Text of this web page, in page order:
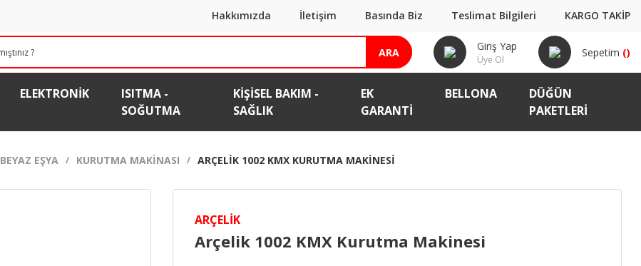
Hakkımızda İletişim Basında Biz Teslimat Bilgileri KARGO TAKİP
ARA Giriş Yap
Üye Ol
Sepetim ()
ELEKTRONIK
ISITMA -
SOĞUTMA
KIŞISEL BAKIM -
SAĞLIK
EK
GARANTI
BELLONA
DÜĞÜN
PAKETLERİ
BEYAZ EŞYA KURUTMA MAKINASI ARÇELIK 1002 KMX KURUTMA MAKINESI
ARÇELIK
Arçelik 1002 KMX Kurutma Makinesi